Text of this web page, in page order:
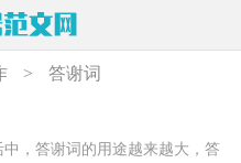
> 答谢词
，答谢词的用途越来越大，答